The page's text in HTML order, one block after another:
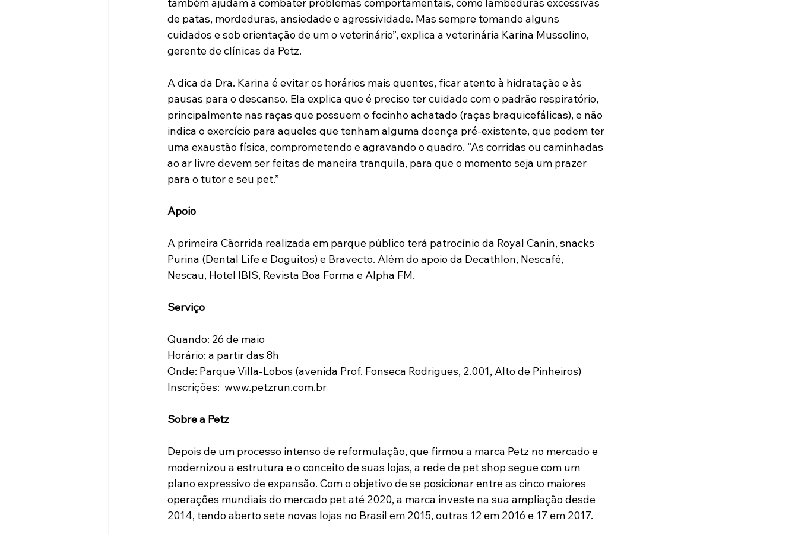
de patas, mordeduras, ansiedade e agressividade. Mas sempre tomando alguns
cuidados e sob orientação de um o veterinário”, explica a veterinária Karina Mussolino,
gerente de clínicas da Petz.
A dica da Dra. Karina é evitar os horários mais quentes, ficar atento à hidratação e às
pausas para o descanso. Ela explica que é preciso ter cuidado com o padrão respiratório,
principalmente nas raças que possuem o focinho achatado (raças braquicefálicas), e não
indica o exercício para aqueles que tenham alguma doença pré-existente, que podem ter
uma exaustão física, comprometendo e agravando o quadro. “As corridas ou caminhadas
ao ar livre devem ser feitas de maneira tranquila, para que o momento seja um prazer
para o tutor e seu pet.”
Apoio
A primeira Cãorrida realizada em parque público terá patrocínio da Royal Canin, snacks
Purina (Dental Life e Doguitos) e Bravecto. Além do apoio da Decathlon, Nescafé,
Nescau, Hotel IBIS, Revista Boa Forma e Alpha FM.
Serviço
Quando: 26 de maio
Horário: a partir das 8h
Onde: Parque Villa-Lobos (avenida Prof. Fonseca Rodrigues, 2.001, Alto de Pinheiros)
Inscrições:  www.petzrun.com.br
Sobre a Petz
Depois de um processo intenso de reformulação, que firmou a marca Petz no mercado e
modernizou a estrutura e o conceito de suas lojas, a rede de pet shop segue com um
plano expressivo de expansão. Com o objetivo de se posicionar entre as cinco maiores
operações mundiais do mercado pet até 2020, a marca investe na sua ampliação desde
2014, tendo aberto sete novas lojas no Brasil em 2015, outras 12 em 2016 e 17 em 2017.